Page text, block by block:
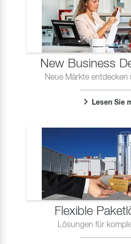
New Business
Neue Märkte
Lesen Sie
Flexible
Lösungen für